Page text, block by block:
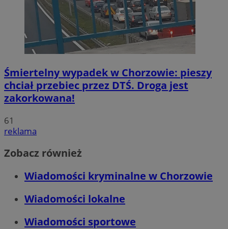
Śmiertelny wypadek w Chorzowie: pieszy
chciał przebiec przez DTŚ. Droga jest
zakorkowana!
61
reklama
Zobacz również
Wiadomości kryminalne w Chorzowie
Wiadomości lokalne
Wiadomości sportowe